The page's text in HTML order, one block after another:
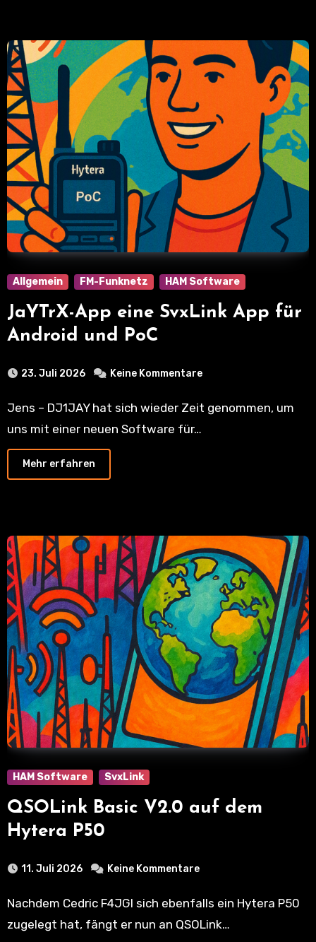
Allgemein FM-Funknetz HAM Software
JaYTrX-App eine SvxLink App für
Android und PoC
23. Juli 2026 Keine Kommentare
Jens – DJ1JAY hat sich wieder Zeit genommen, um
uns mit einer neuen Software für…
Mehr erfahren
HAM Software SvxLink
QSOLink Basic V2.0 auf dem
Hytera P50
11. Juli 2026 Keine Kommentare
Nachdem Cedric F4JGI sich ebenfalls ein Hytera P50
zugelegt hat, fängt er nun an QSOLink…